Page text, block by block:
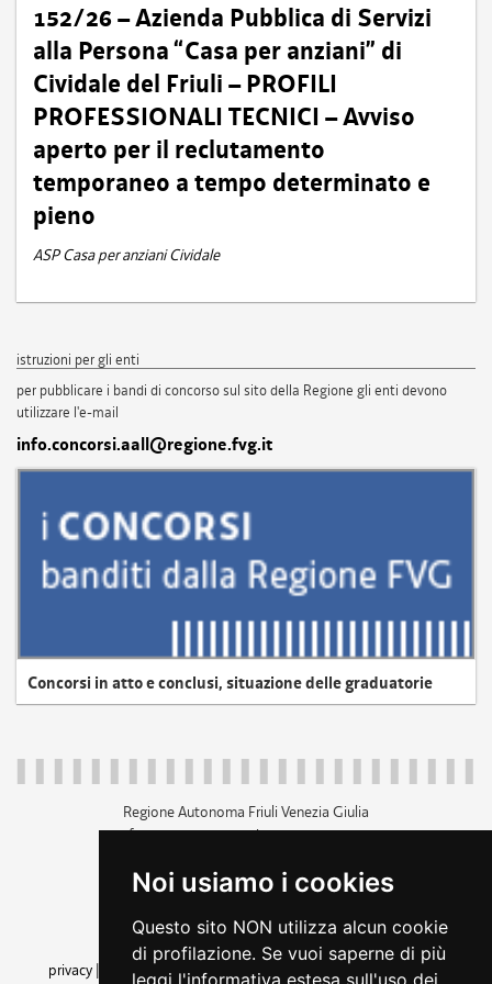
Noi usiamo i cookies
Questo sito NON utilizza alcun cookie
di profilazione. Se vuoi saperne di più
leggi l'informativa estesa sull'uso dei
152/26 – Azienda Pubblica di Servizi
alla Persona “Casa per anziani” di
Cividale del Friuli – PROFILI
PROFESSIONALI TECNICI – Avviso
aperto per il reclutamento
temporaneo a tempo determinato e
pieno
ASP Casa per anziani Cividale
istruzioni per gli enti
per pubblicare i bandi di concorso sul sito della Regione gli enti devono
utilizzare l'e-mail
info.concorsi.aall@regione.fvg.it
Concorsi in atto e conclusi, situazione delle graduatorie
Regione Autonoma Friuli Venezia Giulia
c.f. 80014930327; p.iva 00526040324
+39 040 3771111
amministrazione trasparente
privacy
cookie |note legali accessibilità
dichiarazione di